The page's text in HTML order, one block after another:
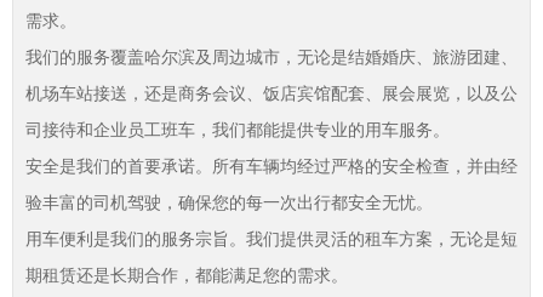
需求。
我们的服务覆盖哈尔滨及周边城市，无论是结婚婚庆、旅游团建、
机场车站接送，还是商务会议、饭店宾馆配套、展会展览，以及公
司接待和企业员工班车，我们都能提供专业的用车服务。
安全是我们的首要承诺。所有车辆均经过严格的安全检查，并由经
验丰富的司机驾驶，确保您的每一次出行都安全无忧。
用车便利是我们的服务宗旨。我们提供灵活的租车方案，无论是短
期租赁还是长期合作，都能满足您的需求。